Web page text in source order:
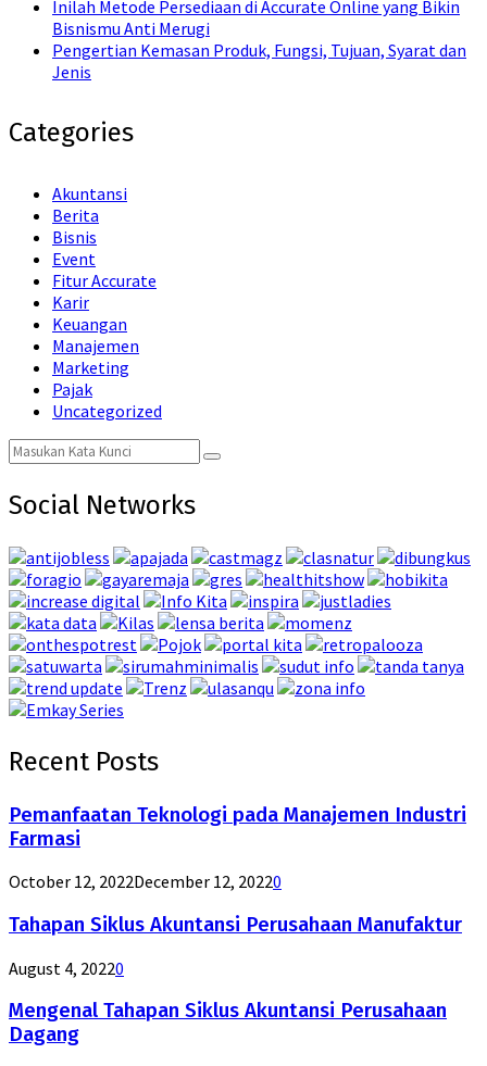
Inilah Metode Persediaan di Accurate Online yang Bikin
Bisnismu Anti Merugi
Pengertian Kemasan Produk, Fungsi, Tujuan, Syarat dan
Jenis
Categories
Akuntansi
Berita
Bisnis
Event
Fitur Accurate
Karir
Keuangan
Manajemen
Marketing
Pajak
Uncategorized
Search
for:
Search
Social Networks
Recent Posts
Pemanfaatan Teknologi pada Manajemen Industri
Farmasi
October 12, 2022December 12, 20220
Tahapan Siklus Akuntansi Perusahaan Manufaktur
August 4, 20220
Mengenal Tahapan Siklus Akuntansi Perusahaan
Dagang